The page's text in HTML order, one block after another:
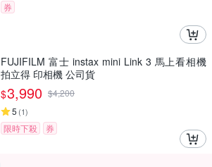
券
FUJIFILM 富士 instax mini Link 3 馬上看相機
拍立得 印相機 公司貨
$3,990 $4,200
5 (1)
限時下殺 券